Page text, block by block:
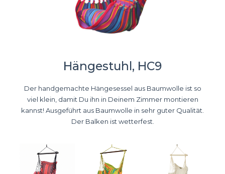
Hängestuhl, HC9
Der handgemachte Hängesessel aus Baumwolle ist so
viel klein, damit Du ihn in Deinem Zimmer montieren
kannst! Ausgeführt aus Baumwolle in sehr guter Qualität.
Der Balken ist wetterfest.